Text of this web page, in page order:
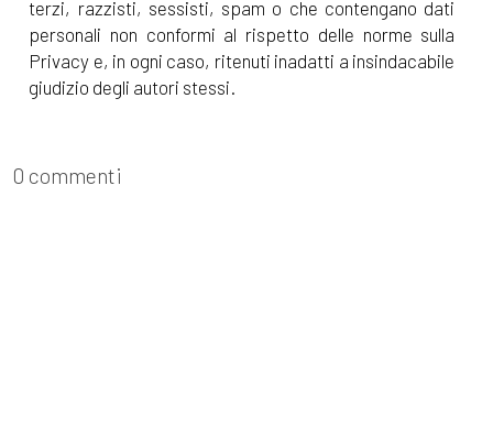
terzi, razzisti, sessisti, spam o che contengano dati
personali non conformi al rispetto delle norme sulla
Privacy e, in ogni caso, ritenuti inadatti a insindacabile
giudizio degli autori stessi.
0 commenti